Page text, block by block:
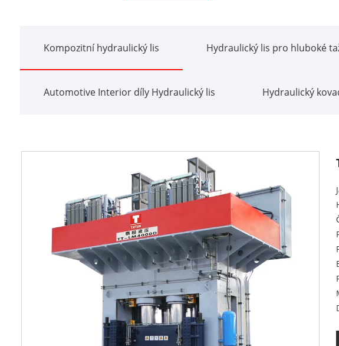
Kompozitní hydraulický lis Hydraulický lis pro hluboké
Automotive Interior díly Hydraulický lis Hydraulický